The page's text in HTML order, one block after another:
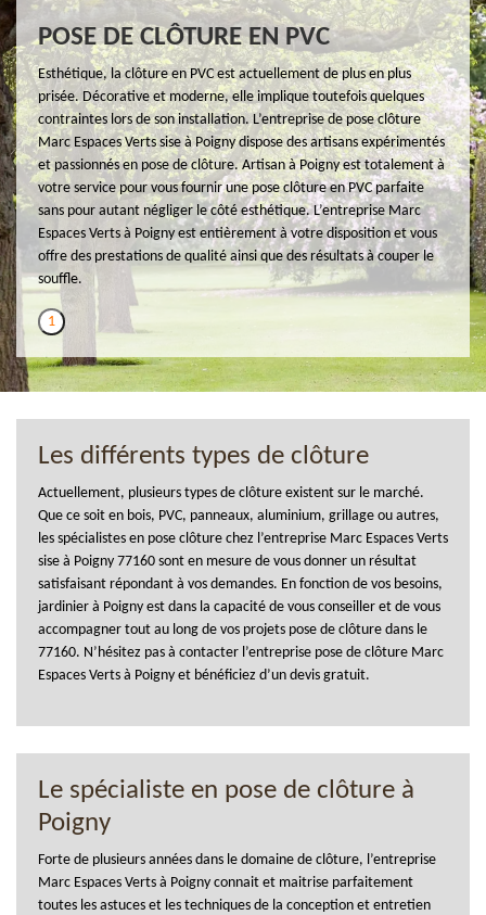
POSE DE CLÔTURE EN PVC
Esthétique, la clôture en PVC est actuellement de plus en plus
prisée. Décorative et moderne, elle implique toutefois quelques
contraintes lors de son installation. L’entreprise de pose clôture
Marc Espaces Verts sise à Poigny dispose des artisans expérimentés
et passionnés en pose de clôture. Artisan à Poigny est totalement à
votre service pour vous fournir une pose clôture en PVC parfaite
sans pour autant négliger le côté esthétique. L’entreprise Marc
Espaces Verts à Poigny est entièrement à votre disposition et vous
offre des prestations de qualité ainsi que des résultats à couper le
souffle.
1
Les différents types de clôture
Actuellement, plusieurs types de clôture existent sur le marché.
Que ce soit en bois, PVC, panneaux, aluminium, grillage ou autres,
les spécialistes en pose clôture chez l’entreprise Marc Espaces Verts
sise à Poigny 77160 sont en mesure de vous donner un résultat
satisfaisant répondant à vos demandes. En fonction de vos besoins,
jardinier à Poigny est dans la capacité de vous conseiller et de vous
accompagner tout au long de vos projets pose de clôture dans le
77160. N’hésitez pas à contacter l’entreprise pose de clôture Marc
Espaces Verts à Poigny et bénéficiez d’un devis gratuit.
Le spécialiste en pose de clôture à
Poigny
Forte de plusieurs années dans le domaine de clôture, l’entreprise
Marc Espaces Verts à Poigny connait et maitrise parfaitement
toutes les astuces et les techniques de la conception et entretien